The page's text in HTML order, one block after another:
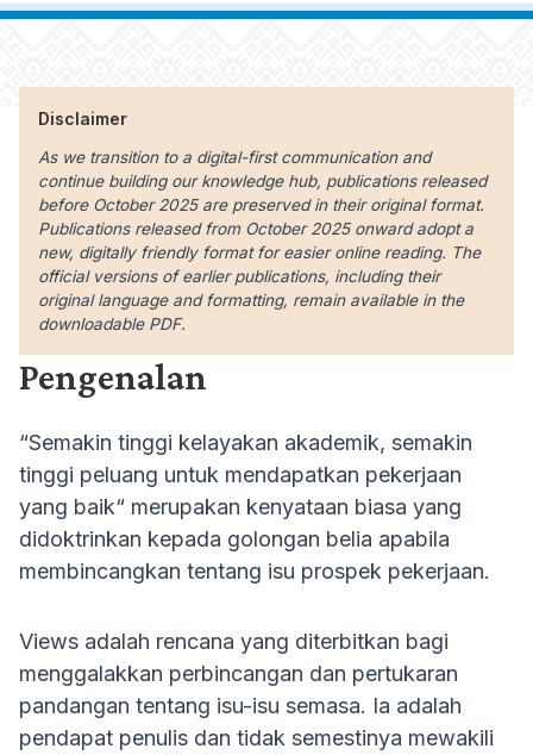
Disclaimer
As we transition to a digital-first communication and
continue building our knowledge hub, publications released
before October 2025 are preserved in their original format.
Publications released from October 2025 onward adopt a
new, digitally friendly format for easier online reading. The
official versions of earlier publications, including their
original language and formatting, remain available in the
downloadable PDF.
Pengenalan
“Semakin tinggi kelayakan akademik, semakin
tinggi peluang untuk mendapatkan pekerjaan
yang baik“ merupakan kenyataan biasa yang
didoktrinkan kepada golongan belia apabila
membincangkan tentang isu prospek pekerjaan.
Views adalah rencana yang diterbitkan bagi
menggalakkan perbincangan dan pertukaran
pandangan tentang isu-isu semasa. Ia adalah
pendapat penulis dan tidak semestinya mewakili